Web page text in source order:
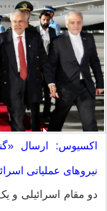
اکسیوس: ارسال
نیرو‌های عملیاتی
دو مقام اسرائیلی و